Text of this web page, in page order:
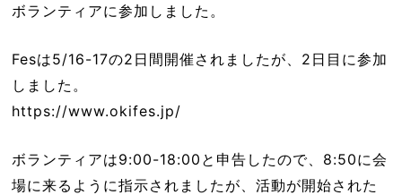
ボランティアに参加しました。
Fesは5/16-17の2日間開催されましたが、2日目に参加
しました。
https://www.okifes.jp/
ボランティアは9:00-18:00と申告したので、8:50に会
場に来るように指示されましたが、活動が開始された